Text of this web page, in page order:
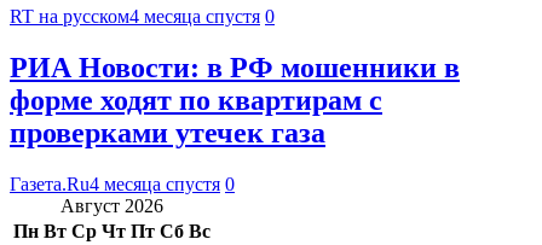
RT на русском4 месяца спустя 0
РИА Новости: в РФ мошенники в
форме ходят по квартирам с
проверками утечек газа
Газета.Ru4 месяца спустя 0
Август 2026
Пн Вт Ср Чт Пт Сб Вс